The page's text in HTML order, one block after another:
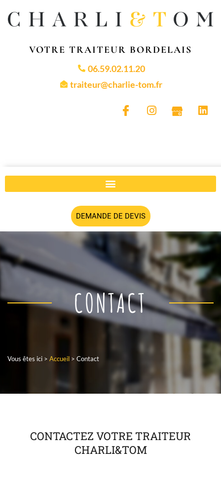
VOTRE TRAITEUR BORDELAIS
06.59.02.11.20
traiteur@charlie-tom.fr
DEMANDE DE DEVIS
CONTACT
Vous êtes ici > Accueil > Contact
CONTACTEZ VOTRE TRAITEUR
CHARLI&TOM